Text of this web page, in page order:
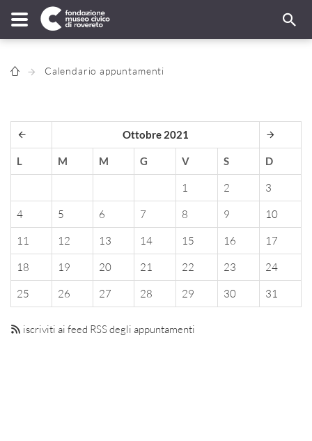
Calendario appuntamenti
Ottobre 2021
L M M G V S D
1 2
3
4
5 6 7 8 9
10
11
12 13 14 15 16
17
18
19 20 21 22 23
24
25
26 27 28 29 30 31
iscriviti ai feed RSS degli appuntamenti